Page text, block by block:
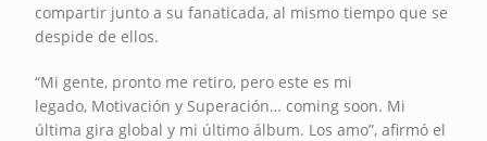
compartir junto a su fanaticada, al mismo tiempo que se
despide de ellos.
“Mi gente, pronto me retiro, pero este es mi
legado, Motivación y Superación… coming soon. Mi
última gira global y mi último álbum. Los amo”, afirmó el